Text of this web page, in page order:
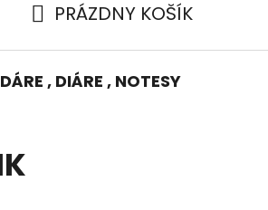
KOŠÍK
PRÁZDNY KOŠÍK
, DIÁRE , NOTESY